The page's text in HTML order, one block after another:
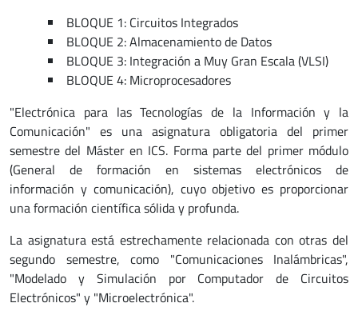
BLOQUE 1: Circuitos Integrados
BLOQUE 2: Almacenamiento de Datos
BLOQUE 3: Integración a Muy Gran Escala (VLSI)
BLOQUE 4: Microprocesadores
"Electrónica para las Tecnologías de la Información y la
Comunicación" es una asignatura obligatoria del primer
semestre del Máster en ICS. Forma parte del primer módulo
(General de formación en sistemas electrónicos de
información y comunicación), cuyo objetivo es proporcionar
una formación científica sólida y profunda.
La asignatura está estrechamente relacionada con otras del
segundo semestre, como "Comunicaciones Inalámbricas",
"Modelado y Simulación por Computador de Circuitos
Electrónicos" y "Microelectrónica".